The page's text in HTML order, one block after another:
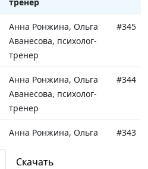
Анна Ронжина, Ольга
Аванесова, психолог-
тренер
#345
Анна Ронжина, Ольга
Аванесова, психолог-
тренер
#344
Анна Ронжина, Ольга
тренер
#343
Скачать